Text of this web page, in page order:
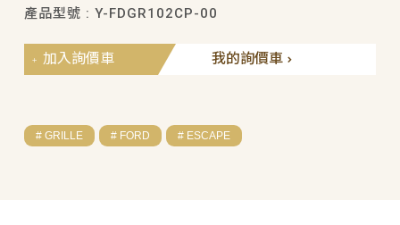
產品型號 : Y-FDGR102CP-00
我的詢價車
加入詢價車
# GRILLE # FORD # ESCAPE